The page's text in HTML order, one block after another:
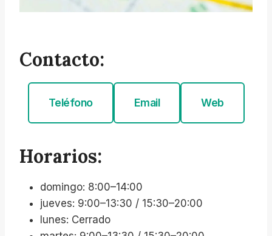
Contacto:
Teléfono Email Web
Horarios:
domingo: 8:00–14:00
jueves: 9:00–13:30 / 15:30–20:00
lunes: Cerrado